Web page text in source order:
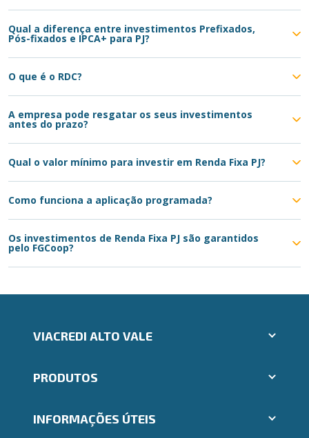
Qual a diferença entre investimentos Prefixados,
Pós-fixados e IPCA+ para PJ?
O que é o RDC?
A empresa pode resgatar os seus investimentos
antes do prazo?
Qual o valor mínimo para investir em Renda Fixa PJ?
Como funciona a aplicação programada?
Os investimentos de Renda Fixa PJ são garantidos
pelo FGCoop?
VIACREDI ALTO VALE
Indique um amigo
Segunda via e atualização de boletos
Trabalhe Conosco
PRODUTOS
Consórcios
INFORMAÇÕES ÚTEIS